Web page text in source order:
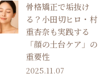
骨格矯正で垢抜け
る？小田切ヒロ・村
重杏奈も実践する
「顔の土台ケア」の
重要性
2025.11.07